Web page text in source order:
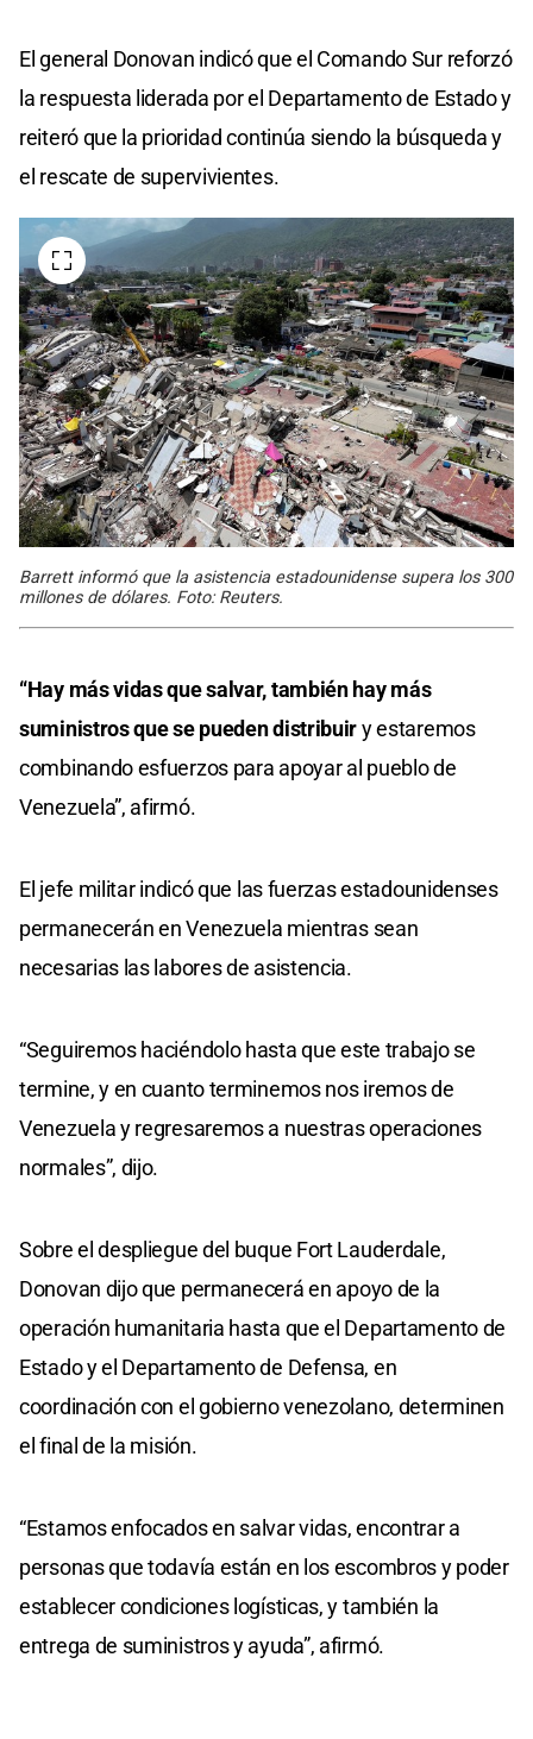
El general Donovan indicó que el Comando Sur reforzó
la respuesta liderada por el Departamento de Estado y
reiteró que la prioridad continúa siendo la búsqueda y
el rescate de supervivientes.
Barrett informó que la asistencia estadounidense supera los 300
millones de dólares. Foto: Reuters.
“Hay más vidas que salvar, también hay más
suministros que se pueden distribuiry estaremos
combinando esfuerzos para apoyar al pueblo de
Venezuela”, afirmó.
El jefe militar indicó que las fuerzas estadounidenses
permanecerán en Venezuela mientras sean
necesarias las labores de asistencia.
“Seguiremos haciéndolo hasta que este trabajo se
termine, y en cuanto terminemos nos iremos de
Venezuela y regresaremos a nuestras operaciones
normales”, dijo.
Sobre el despliegue del buque Fort Lauderdale,
Donovan dijo que permanecerá en apoyo de la
operación humanitaria hasta que el Departamento de
Estado y el Departamento de Defensa, en
coordinación con el gobierno venezolano, determinen
el final de la misión.
“Estamos enfocados en salvar vidas, encontrar a
personas que todavía están en los escombros y poder
establecer condiciones logísticas, y también la
entrega de suministros y ayuda”, afirmó.